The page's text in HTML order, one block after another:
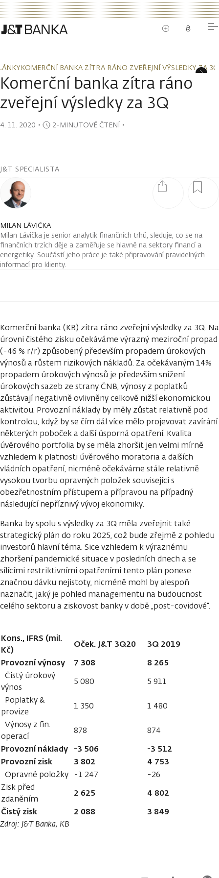
KOMERČNÍ BANKA ZÍTRA RÁNO ZVEŘEJNÍ VÝSLEDKY ZA 3Q
KOMERČNÍ BANKA ZÍTRA RÁNO ZVEŘEJNÍ VÝSLEDKY ZA 3Q
Komerční banka zítra ráno
zveřejní výsledky za 3Q
4. 11. 2020 ・ 2-MINUTOVÉ ČTENÍ・
J&T SPECIALISTA
MILAN LÁVIČKA
Milan Lávička je senior analytik finančních trhů, sleduje, co se na
finančních trzích děje a zaměřuje se hlavně na sektory financí a
energetiky. Součástí jeho práce je také připravování pravidelných
informací pro klienty.
Komerční banka (KB) zítra ráno zveřejní výsledky za 3Q. Na
úrovni čistého zisku očekáváme výrazný meziroční propad
(-46 % r/r) způsobený především propadem úrokových
výnosů a růstem rizikových nákladů. Za očekávaným 14%
propadem úrokových výnosů je především snížení
úrokových sazeb ze strany ČNB, výnosy z poplatků
zůstávají negativně ovlivněny celkově nižší ekonomickou
aktivitou. Provozní náklady by měly zůstat relativně pod
kontrolou, když by se čím dál více mělo projevovat zavírání
některých poboček a další úsporná opatření. Kvalita
úvěrového portfolia by se měla zhoršit jen velmi mírně
vzhledem k platnosti úvěrového moratoria a dalších
vládních opatření, nicméně očekáváme stále relativně
vysokou tvorbu opravných položek související s
obezřetnostním přístupem a přípravou na případný
následující nepříznivý vývoj ekonomiky.
Banka by spolu s výsledky za 3Q měla zveřejnit také
strategický plán do roku 2025, což bude zřejmě z pohledu
investorů hlavní téma. Sice vzhledem k výraznému
zhoršení pandemické situace v posledních dnech a se
sílícími restriktivními opatřeními tento plán ponese
značnou dávku nejistoty, nicméně mohl by alespoň
naznačit, jaký je pohled managementu na budoucnost
celého sektoru a ziskovost banky v době „post-covidové“.
Kons., IFRS (mil.
Kč)
Oček. J&T 3Q20
3Q 2019
Provozní výnosy
7 308 8 265
Čistý úrokový
výnos
5 080
5 911
Poplatky &
provize
1 350
1 480
Výnosy z fin.
operací
878 874
Provozní náklady -3 506
-3 512
Provozní zisk
3 802 4 753
Opravné položky -1 247
-26
Zisk před
zdaněním
2 625
4 802
Čistý zisk
2 088 3 849
Zdroj: J&T Banka, KB